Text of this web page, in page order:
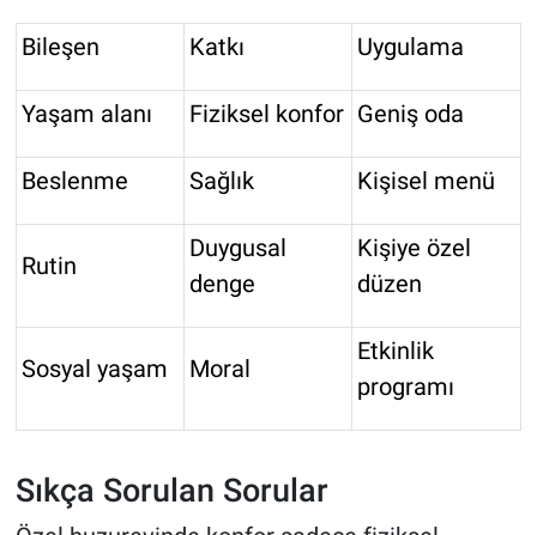
Bileşen Katkı Uygulama
Yaşam alanı Fiziksel konfor Geniş oda
Beslenme Sağlık Kişisel menü
Rutin
Duygusal
denge
Kişiye özel
düzen
Sosyal yaşam Moral
Etkinlik
programı
Sıkça Sorulan Sorular